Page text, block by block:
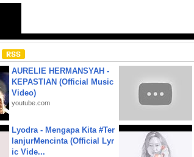
AURELIE HERMANSYAH -
KEPASTIAN (Official Music
Video)
youtube.com
Lyodra - Mengapa Kita #Ter
lanjurMencinta (Official Lyr
ic Vide...